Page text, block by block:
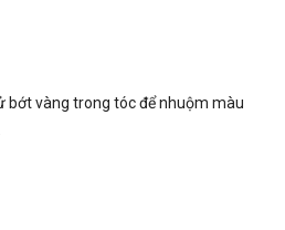
bớt vàng trong tóc để nhuộm màu